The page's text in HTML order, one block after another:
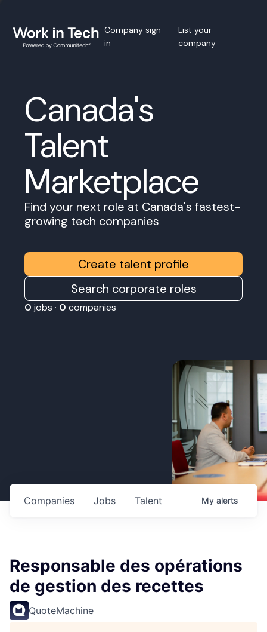
Company sign
in
List your
company
Canada's
Talent
Marketplace
Find your next role at Canada's fastest-
growing tech companies
Create talent profile
Search corporate roles
0 jobs · 0 companies
Jobs
Companies Talent My alerts
Responsable des opérations
de gestion des recettes
QuoteMachine